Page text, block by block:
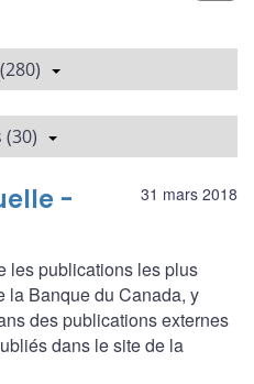
(30)
31 mars 2018
-
les publications les plus
la Banque du Canada, y
des publications externes
dans le site de la